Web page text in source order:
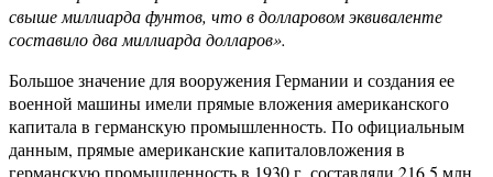
свыше миллиарда фунтов, что в долларовом эквиваленте
составило два миллиарда долларов».
Большое значение для вооружения Германии и создания ее
военной машины имели прямые вложения американского
капитала в германскую промышленность. По официальным
данным, прямые американские капиталовложения в